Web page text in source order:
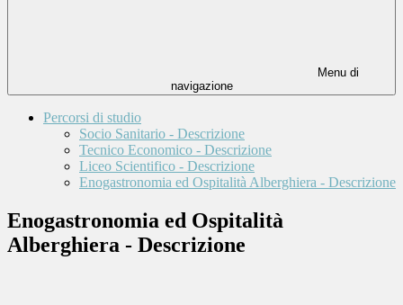
Menu di
navigazione
Percorsi di studio
Socio Sanitario - Descrizione
Tecnico Economico - Descrizione
Liceo Scientifico - Descrizione
Enogastronomia ed Ospitalità Alberghiera - Descrizione
Enogastronomia ed Ospitalità
Alberghiera - Descrizione